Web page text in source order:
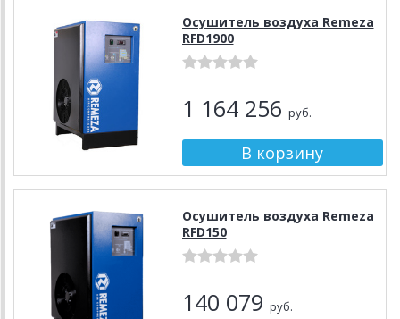
Осушитель воздуха Remeza
RFD1900
1 164 256 руб.
Осушитель воздуха Remeza
RFD150
140 079 руб.